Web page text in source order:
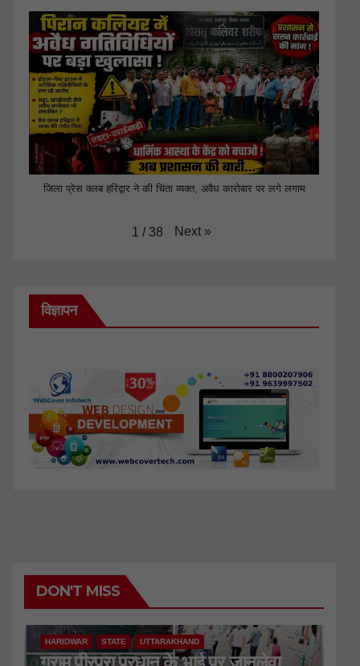
जिला प्रेस क्लब हरिद्वार ने की चिंता व्यक्त, अवैध कारोबार पर लगे लगाम
1 / 38 Next »
विज्ञापन
DON'T MISS
HARIDWAR STATE UTTARAKHAND